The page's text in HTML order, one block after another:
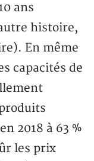
ans
histoire,
En même
capacités de
2018 à 63 %
les prix